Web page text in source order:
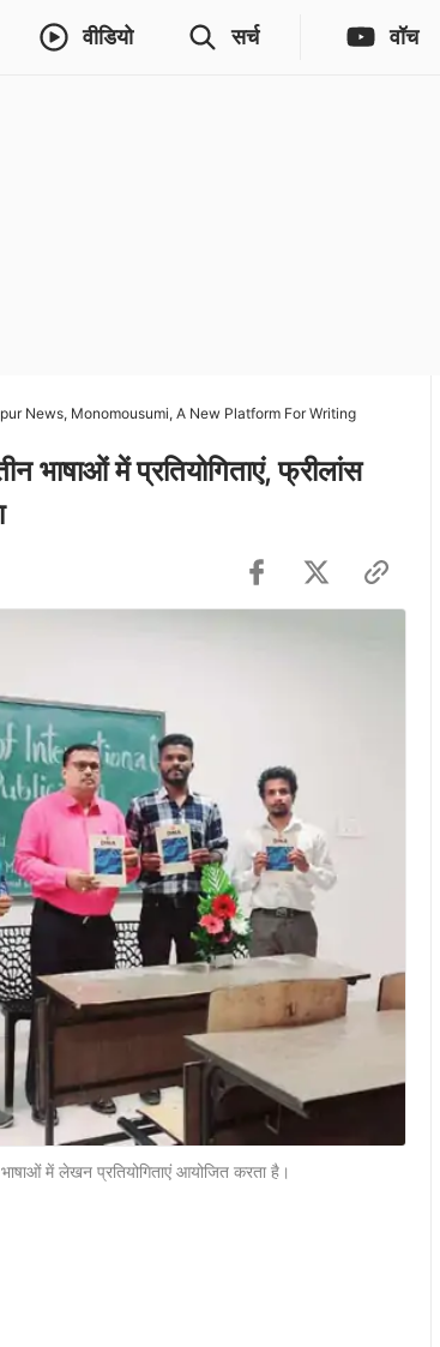
वीडियो सर्च वॉच
News, Monomousumi, A New Platform For Writing
भाषाओं में प्रतियोगिताएं, फ्रीलांस
में लेखन प्रतियोगिताएं आयोजित करता है।